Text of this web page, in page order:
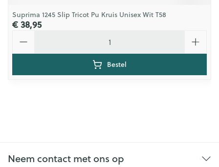
Suprima 1245 Slip Tricot Pu Kruis Unisex Wit T58
€ 38,95
Bestel
Neem contact met ons op